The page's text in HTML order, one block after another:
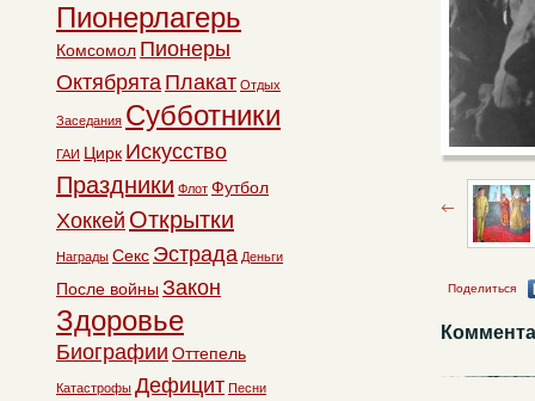
Поделиться
Пионерлагерь
Комсомол Пионеры
Октябрята Плакат Отдых
Заседания Субботники
ГАИ Цирк Искусство
Праздники Флот Футбол
Хоккей Открытки
Награды Секс Эстрада Деньги
После войны Закон
Здоровье
Биографии Оттепель
Катастрофы Дефицит Песни